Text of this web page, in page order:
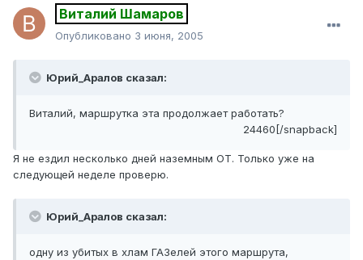
Виталий Шамаров
Опубликовано 3 июня, 2005
Юрий_Аралов сказал:
Виталий, маршрутка эта продолжает работать?
24460[/snapback]
Я не ездил несколько дней наземным ОТ. Только уже на
следующей неделе проверю.
Юрий_Аралов сказал:
одну из убитых в хлам ГАЗелей этого маршрута,